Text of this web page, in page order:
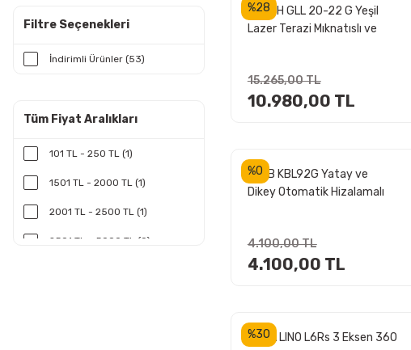
ROX (1)
Filtre Seçenekleri
İndirimli Ürünler (53)
Tüm Fiyat Aralıkları
101 TL - 250 TL (1)
1501 TL - 2000 TL (1)
2001 TL - 2500 TL (1)
2501 TL - 5000 TL (9)
%28
BOSCH GLL 20-22 G Yeşil
Lazer Terazi Mıknatıslı ve
15.265,00 TL
10.980,00 TL
%0
KOBB KBL92G Yatay ve
Dikey Otomatik Hizalamalı
Distomat + Mini Tripod
4.100,00 TL
4.100,00 TL
%30
LEICA LINO L6Rs 3 Eksen 360